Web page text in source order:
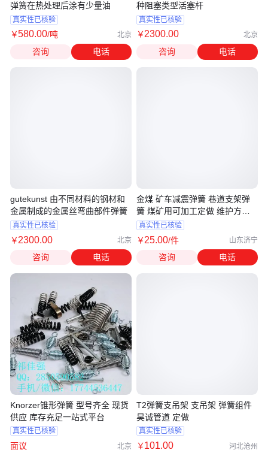
弹簧在热处理后涂有少量油
真实性已核验
￥580.00/吨 北京
咨询 电话
gutekunst 由不同材料的钢材和
金属制成的金属丝弯曲部件弹簧
真实性已核验
￥2300.00 北京
咨询 电话
Knorzer锥形弹簧 型号齐全 现货
供应 库存充足一站式平台
真实性已核验
面议 北京
种阻塞类型活塞杆
真实性已核验
￥2300.00 北京
咨询 电话
金煤 矿车减震弹簧 巷道支架弹
簧 煤矿用可加工定做 维护方便
易携带
真实性已核验
￥25.00/件 山东济宁
咨询 电话
T2弹簧支吊架 支吊架 弹簧组件
昊诚管道 定做
真实性已核验
￥101.00 河北沧州